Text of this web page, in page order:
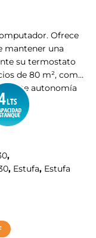
Ofrece
mantener una
su termostato
de 80 m², como:
autonomía
hrs.
,
, Estufa, Estufa